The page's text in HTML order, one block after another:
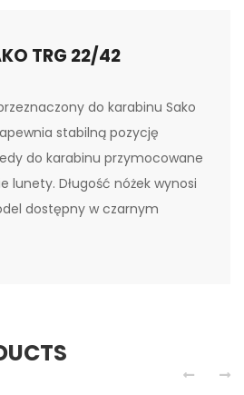
TRG 22/42
do karabinu Sako
stabilną pozycję
do karabinu przymocowane
lunety. Długość nóżek wynosi
dostępny w czarnym